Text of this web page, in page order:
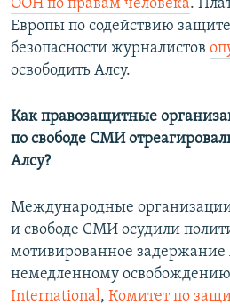
ООН по правам человека.
Европы по содействию
безопасности журналистов
освободить Алсу.
Как правозащитные
по свободе СМИ
Алсу?
Международные
и свободе СМИ осудили
мотивированное задержание
немедленному
International, Комитет по